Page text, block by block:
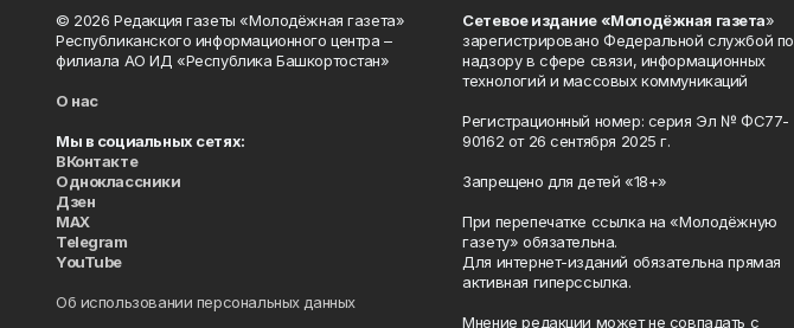
© 2026 Редакция газеты «Молодёжная газета»
Республиканского информационного центра –
филиала АО ИД «Республика Башкортостан»
О нас
Мы в социальных сетях:
ВКонтакте
Одноклассники
Дзен
MAX
Telegram
YouTube
Об использовании персональных данных
Сетевое издание «Молодёжная газета»
зарегистрировано Федеральной службой по
надзору в сфере связи, информационных
технологий и массовых коммуникаций
Регистрационный номер: серия Эл № ФС77-
90162 от 26 сентября 2025 г.
Запрещено для детей «18+»
При перепечатке ссылка на «Молодёжную
газету» обязательна.
Для интернет-изданий обязательна прямая
активная гиперссылка.
Мнение редакции может не совпадать с